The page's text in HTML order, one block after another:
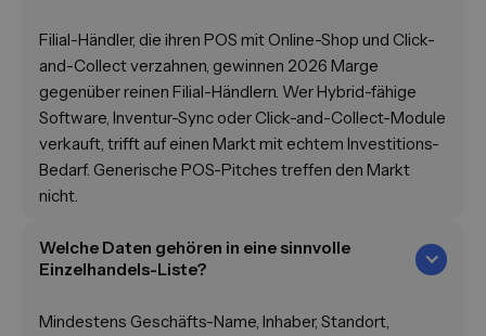
Filial-Händler, die ihren POS mit Online-Shop und Click-
and-Collect verzahnen, gewinnen 2026 Marge
gegenüber reinen Filial-Händlern. Wer Hybrid-fähige
Software, Inventur-Sync oder Click-and-Collect-Module
verkauft, trifft auf einen Markt mit echtem Investitions-
Bedarf. Generische POS-Pitches treffen den Markt
nicht.
Welche Daten gehören in eine sinnvolle
Einzelhandels-Liste?
Mindestens Geschäfts-Name, Inhaber, Standort,